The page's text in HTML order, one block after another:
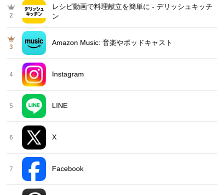
2
レシピ動画で料理献立を簡単‪に - デリッシュキッチ
ン
3
Amazon Music: 音楽やポッドキャスト
4 Instagram
5 LINE
6 X
7 Facebook